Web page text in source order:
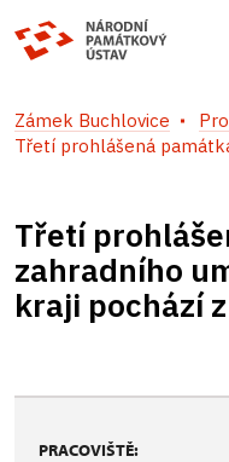
Zámek Buchlovice
Třetí prohlášená
Třetí
zahradního
kraji pochází
PRACOVIŠTĚ: